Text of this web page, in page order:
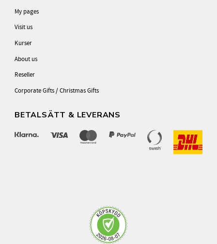
My pages
Visit us
Kurser
About us
Reseller
Corporate Gifts / Christmas Gifts
BETALSÄTT & LEVERANS